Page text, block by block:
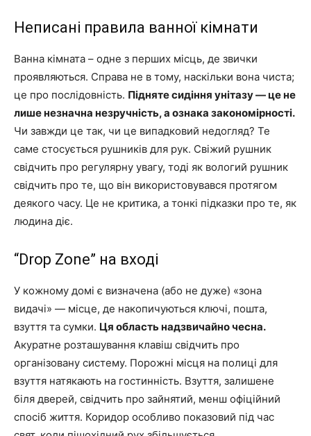
Неписані правила ванної кімнати
Ванна кімната – одне з перших місць, де звички
проявляються. Справа не в тому, наскільки вона чиста;
це про послідовність. Підняте сидіння унітазу — це не
лише незначна незручність, а ознака закономірності.
Чи завжди це так, чи це випадковий недогляд? Те
саме стосується рушників для рук. Свіжий рушник
свідчить про регулярну увагу, тоді як вологий рушник
свідчить про те, що він використовувався протягом
деякого часу. Це не критика, а тонкі підказки про те, як
людина діє.
“Drop Zone” на вході
У кожному домі є визначена (або не дуже) «зона
видачі» — місце, де накопичуються ключі, пошта,
взуття та сумки. Ця область надзвичайно чесна.
Акуратне розташування клавіш свідчить про
організовану систему. Порожні місця на полиці для
взуття натякають на гостинність. Взуття, залишене
біля дверей, свідчить про зайнятий, менш офіційний
спосіб життя. Коридор особливо показовий під час